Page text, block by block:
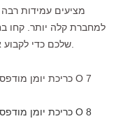
מציעים עמידות
למחברת קלה יותר. קחו